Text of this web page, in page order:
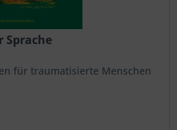
Sprache
für traumatisierte Menschen